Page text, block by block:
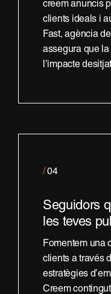
creem anuncis
clients ideals i
Fast, agència
assegura que
l’impacte
/ 04
Seguidors
les teves
Fomentem una
clients a través
estratègies
Creem